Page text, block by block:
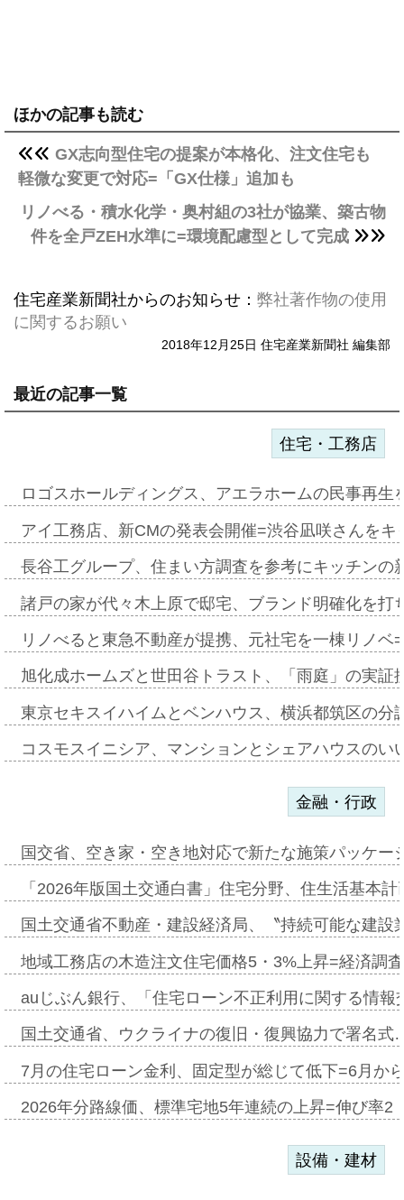
ほかの記事も読む
GX志向型住宅の提案が本格化、注文住宅も
軽微な変更で対応=「GX仕様」追加も
リノべる・積水化学・奥村組の3社が協業、築古物
件を全戸ZEH水準に=環境配慮型として完成
住宅産業新聞社からのお知らせ： 弊社著作物の使用
に関するお願い
2018年12月25日 住宅産業新聞社 編集部
最近の記事一覧
住宅・工務店
ロゴスホールディングス、アエラホームの民事再
アイ工務店、新CMの発表会開催=渋谷凪咲さんを
長谷工グループ、住まい方調査を参考にキッチン
諸戸の家が代々木上原で邸宅、ブランド明確化を
リノべると東急不動産が提携、元社宅を一棟リノ
旭化成ホームズと世田谷トラスト、「雨庭」の実
東京セキスイハイムとベンハウス、横浜都筑区の
コスモスイニシア、マンションとシェアハウスの
金融・行政
国交省、空き家・空き地対応で新たな施策パッケ
「2026年版国土交通白書」住宅分野、住生活基本
国土交通省不動産・建設経済局、〝持続可能な建
地域工務店の木造注文住宅価格5・3%上昇=経済調
auじぶん銀行、「住宅ローン不正利用に関する情
国土交通省、ウクライナの復旧・復興協力で署名
7月の住宅ローン金利、固定型が総じて低下=6月か
2026年分路線価、標準宅地5年連続の上昇=伸び率
設備・建材